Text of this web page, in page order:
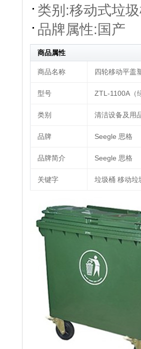
类别:移动式垃
品牌属性:国产
商品属性
商品名称 四轮移动平盖
型号 ZTL-1100A（
类别 清洁设备及用
品牌 Seegle 思格
品牌简介 Seegle 思格
关键字 垃圾桶 移动垃